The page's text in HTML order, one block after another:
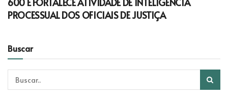
PROCESSUAL DOS OFICIAIS DE JUSTIÇA
Buscar